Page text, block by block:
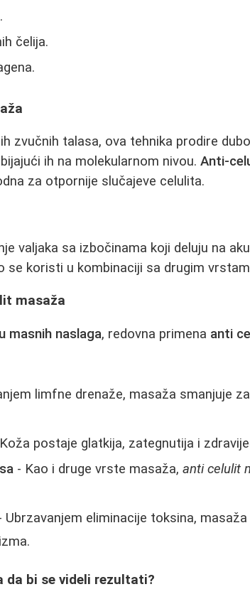
čelija.
zvučnih talasa, ova tehnika prodire
ih na molekularnom nivou.Anti-
za otpornije slučajeve celulita.
valjaka sa izbočinama koji deluju na
se koristi u kombinaciji sa drugim
masaža
masnih naslaga, redovna primena anti
limfne drenaže, masaža smanjuje
postaje glatkija, zategnutija i
- Kao i druge vrste masaža,anti celulit
Ubrzavanjem eliminacije toksina,
da bi se videli rezultati?